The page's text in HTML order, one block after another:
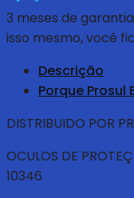
3 meses de
isso mesmo, você
Descrição
Porque Prosul
DISTRIBUIDO POR
OCULOS DE
10346